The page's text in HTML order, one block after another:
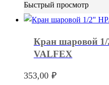
Быстрый просмотр
Кран шаровой
VALFEX
353,00 ₽